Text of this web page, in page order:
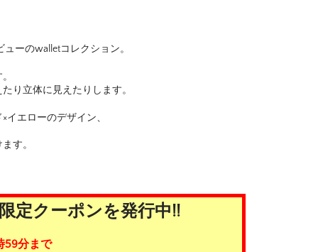
ューのwalletコレクション。
り立体に見えたりします。
イエローのデザイン、
す。
定クーポンを発行中!!
59分まで